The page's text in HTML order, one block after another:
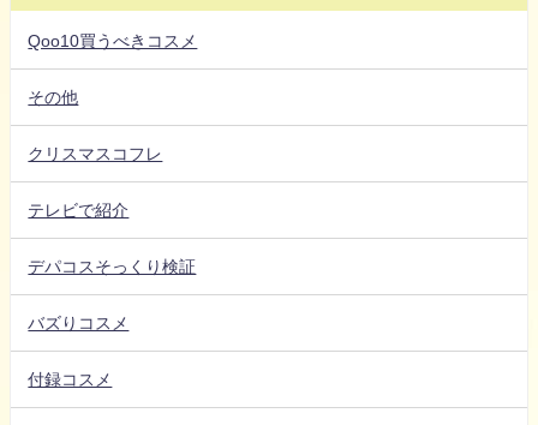
Qoo10買うべきコスメ
その他
クリスマスコフレ
テレビで紹介
デパコスそっくり検証
バズりコスメ
付録コスメ